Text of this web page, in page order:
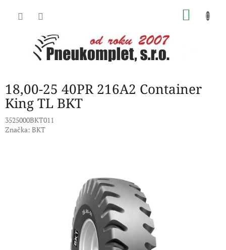
18,00-25 40PR 216A2 Container
King TL BKT
3525000BKT011
Značka: BKT